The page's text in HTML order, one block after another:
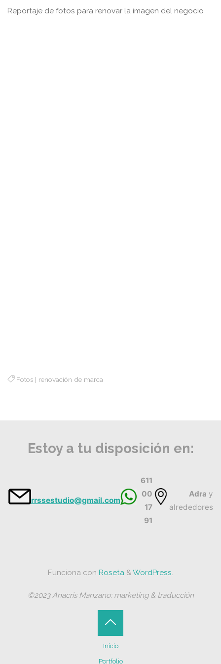
Reportaje de fotos para renovar la imagen del negocio
Fotos | renovación de marca
Estoy a tu disposición en:
rrssestudio@gmail.com
611
00
17
91
Adra y
alrededores
Funciona con Roseta &WordPress.
©2023 Anacris Manzano: marketing & traducción
Inicio
Portfolio
Volver
arriba